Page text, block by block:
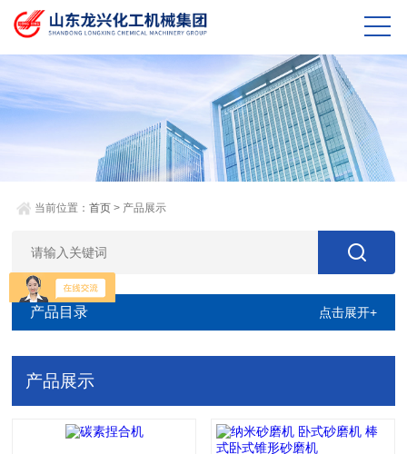
当前位置：首页 > 产品展示
产品目录 点击展开+
产品展示